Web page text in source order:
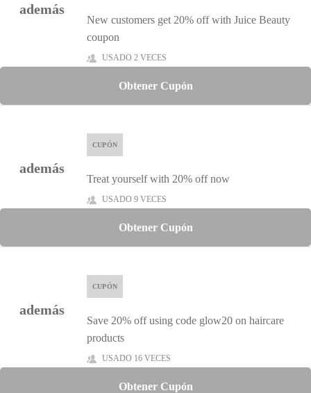
además
New customers get 20% off with Juice Beauty
coupon
USADO 2 VECES
Obtener Cupón
además
CUPÓN
Treat yourself with 20% off now
USADO 9 VECES
Obtener Cupón
además
CUPÓN
Save 20% off using code glow20 on haircare
products
USADO 16 VECES
Obtener Cupón